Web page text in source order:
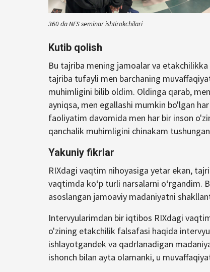
360 da NFS seminar ishtirokchilari
Kutib qolish
Bu tajriba mening jamoalar va
tajriba tufayli men barchaning
muhimligini bilib oldim. Oldinga qarab,
ayniqsa, men egallashi mumkin bo'lgan
faoliyatim davomida men har bir inson
qanchalik muhimligini chinakam
Yakuniy fikrlar
RIXdagi vaqtim nihoyasiga yetar ekan,
vaqtimda ko‘p turli narsalarni
asoslangan jamoaviy madaniyatni
Intervyularimdan bir iqtibos RIXdagi
o'zining etakchilik falsafasi haqida
ishlayotgandek va qadrlanadigan
ishonch bilan ayta olamanki, u